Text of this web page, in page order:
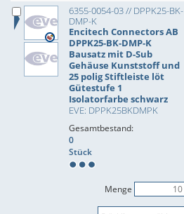
6355-0054-03 // DPPK25-BK-
DMP-K
Encitech Connectors AB
DPPK25-BK-DMP-K
Bausatz mit D-Sub
Gehäuse Kunststoff und
25 polig Stiftleiste löt
Gütestufe 1
Isolatorfarbe schwarz
EVE: DPPK25BKDMPK
Gesamtbestand:
0
Stück
Menge